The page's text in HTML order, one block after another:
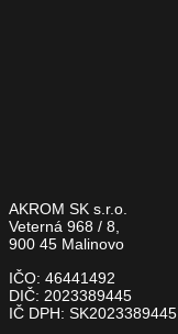
AKROM SK s.r.o.
Veterná 968 / 8,
900 45 Malinovo
IČO: 46441492
DIČ: 2023389445
IČ DPH: SK2023389445